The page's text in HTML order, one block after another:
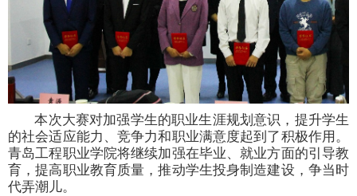
本次大赛对加强学生的职业生涯规划意识，提升学生
的社会适应能力、竞争力和职业满意度起到了积极作用。
青岛工程职业学院将继续加强在毕业、就业方面的引导教
育，提高职业教育质量，推动学生投身制造建设，争当时
代弄潮儿。